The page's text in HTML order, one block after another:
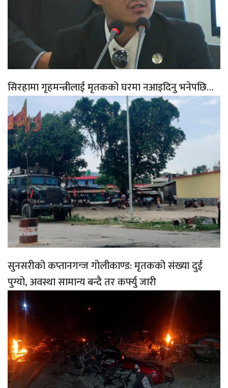
सिरहामा गृहमन्त्रीलाई मृतकको घरमा नआइदिनु भनेपछि…
सुनसरीको कप्तानगन्ज गोलीकाण्ड: मृतकको संख्या दुई
पुग्यो, अवस्था सामान्य बन्दै तर कर्फ्यु जारी